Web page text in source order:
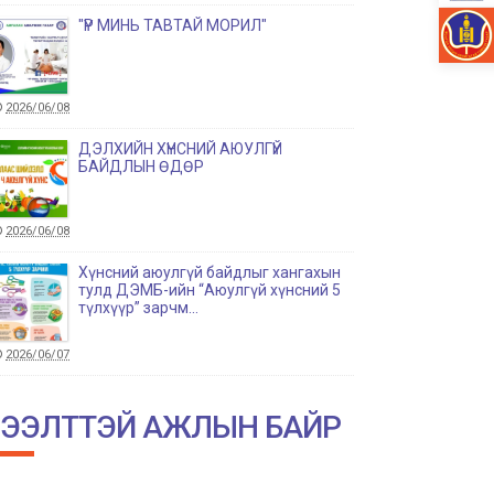
"ҮР МИНЬ ТАВТАЙ МОРИЛ"
2026/06/08
ДЭЛХИЙН ХҮНСНИЙ АЮУЛГҮЙ
БАЙДЛЫН ӨДӨР
2026/06/08
Хүнсний аюулгүй байдлыг хангахын
тулд ДЭМБ-ийн “Аюулгүй хүнсний 5
түлхүүр” зарчм...
2026/06/07
ГАЗРЫН ТҮҮХТ 60 ЖИЛИЙН ОЙН
ХҮРЭЭНД ЗОХИОН БАЙГУУЛАГДА...
АЖЛЫН БАЙР